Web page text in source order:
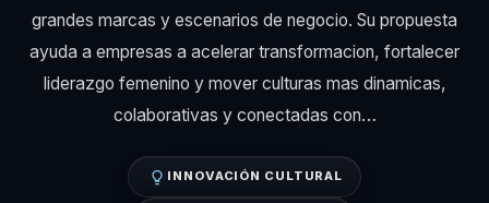
grandes marcas y escenarios de negocio. Su propuesta
ayuda a empresas a acelerar transformacion, fortalecer
liderazgo femenino y mover culturas mas dinamicas,
colaborativas y conectadas con…
INNOVACIÓN CULTURAL